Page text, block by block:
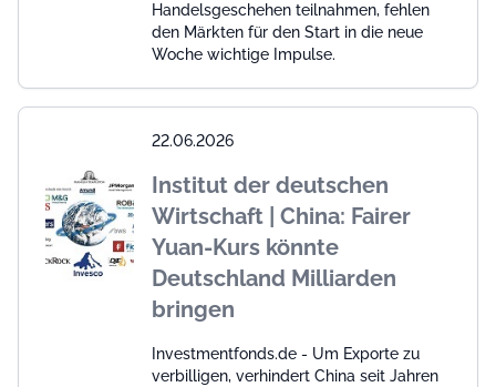
Handelsgeschehen teilnahmen, fehlen
den Märkten für den Start in die neue
Woche wichtige Impulse.
22.06.2026
Institut der deutschen
Wirtschaft | China: Fairer
Yuan-Kurs könnte
Deutschland Milliarden
bringen
Investmentfonds.de - Um Exporte zu
verbilligen, verhindert China seit Jahren